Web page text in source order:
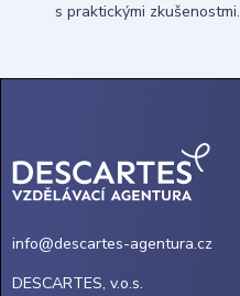
s praktickými zkušenostmi.
info@descartes-agentura.cz
DESCARTES, v.o.s.